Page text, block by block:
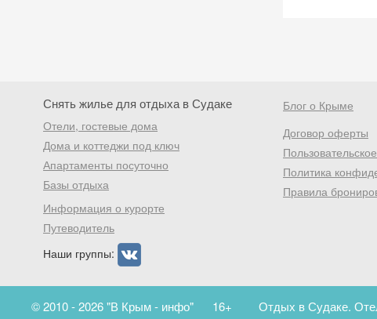
Снять жилье для отдыха в Судаке
Отели, гостевые дома
Дома и коттеджи под ключ
Апартаменты посуточно
Базы отдыха
Информация о курорте
Путеводитель
Наши группы:
Блог о Крыме
Договор оферты
Политика
Правила
© 2010 - 2026 "В Крым - инфо" 16+ Отдых в Судаке.